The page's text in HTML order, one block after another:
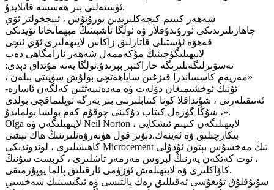
ئۈستەلنى بىر ھەسسە قاتلايدۇ.
شەھەر كىيىم-كېچەكلىرىدىن يورۇتۇش ، ئېيچخولتز ئۆي
جاھازىلىرىدىكى ئورۇندۇقلار ۋە ئولگا ئاشبىنىڭ مېھمانخانا ئۆيدىكى
قەھۋە ئۈستىلى قاتارلىق زاكاس لايىھەلىرى ئۆي ئىچى
لايىھىلىگۈچىنىڭ مۇكەممەل شەھەر ئارامگاھى دەپ
تەسۋىرلىگەنلىرىگە خاراكتېر بېرىدۇ.ئولگا يەنە مۇنداق دېدى:
«مەريەم كاسساندرا قىزغىن ساياھەتچى بولۇش سۈپىتى بىلەن ،
ئۇنىڭ ئوخشىمىغان دۆلەت ۋە مەدەنىيەتتىن كەلگەن ئاسارە-
ئەتىقىلەرنى ، شۇنداقلا كونا كىتابلىرىنى بىر يەرگە توپلىماقچى بولدى
، شۇڭا گۈزەل كىتاب دۇكىنى چوقۇم كەم بولسا بولمايدۇ».
Olga لايىھىلىگەن ۋە Neil Norton لايىھىلىگەن كىيىم ئىشكاپى ،
بىكارچىلىق ۋە ئەينەك.دېۋىز قول ھۈنەرۋەنلىرىنىڭ ھاك تېشى
كاھىشلىرى ، لوندوندىكى Microcement نىڭ مەخسۇس بېتون ئۇدۇلى
، ئوت كەتكەن يەرنىڭ لېروس مەرمەر تاشلىرى ، كرېست سۇنىڭ
كاۋاكلىرى ۋە لايىھىلەش ئۈزۈمى ئارقىلىق پالما يوپۇرمىقى.
سۇيۇقلۇق تۇيغۇسى ئەقىللىق رەڭ پالتىسى ۋە ئىگىسىنىڭ شەخسىي